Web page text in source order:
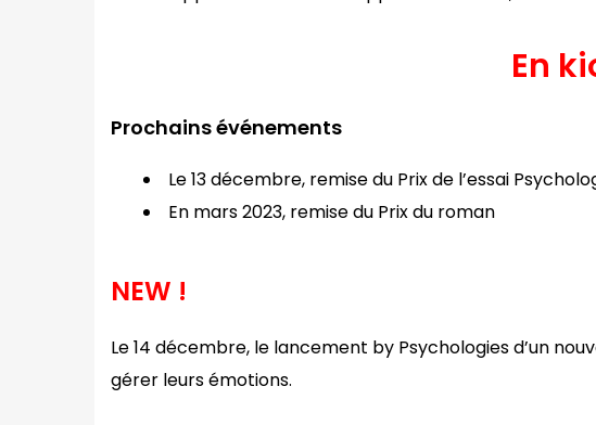
En
Prochains événements
Le 13 décembre, remise du Prix de l’essai
En mars 2023, remise du Prix du roman
NEW !
Le 14 décembre, le lancement by Psychologies d’un
gérer leurs émotions.